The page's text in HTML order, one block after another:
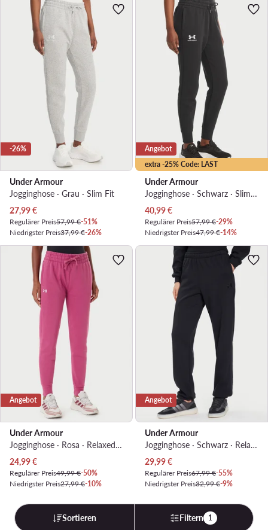
-26%
Under Armour
Jogginghose · Grau · Slim Fit
Aktueller Preis
27,99€
Regulärer Preis57,99 €-51%
Niedrigster Preis37,99 €-26%
extra -25% Code: LAST
Angebot
Under Armour
Jogginghose · Schwarz · Slim Fit
Aktueller Preis
40,99€
Regulärer Preis57,99 €-29%
Niedrigster Preis47,99 €-14%
Angebot
Under Armour
Jogginghose · Rosa · Relaxed Fit
Aktueller Preis
24,99€
Regulärer Preis49,99 €-50%
Niedrigster Preis27,99 €-10%
Angebot
Under Armour
Jogginghose · Schwarz · Relaxed Fit
Aktueller Preis
29,99€
Regulärer Preis67,99 €-55%
Niedrigster Preis32,99 €-9%
Sortieren Filtern 1